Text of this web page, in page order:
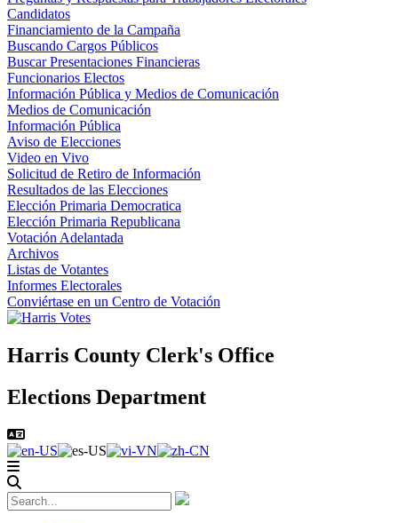
Candidatos
Financiamiento de la Campaña
Buscando Cargos Públicos
Buscar Presentaciones Financieras
Funcionarios Electos
Información Pública y Medios de Comunicación
Medios de Comunicación
Información Pública
Aviso de Elecciones
Video en Vivo
Solicitud de Retiro de Información
Resultados de las Elecciones
Elección Primaria Democratica
Elección Primaria Republicana
Votación Adelantada
Archivos
Listas de Votantes
Informes Electorales
Conviértase en un Centro de Votación
Harris County Clerk's Office
Elections Department